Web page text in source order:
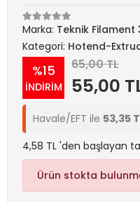
Marka: Teknik Filament
Kategori: Hotend-
%15
İNDİRİM
65,00 TL
55,00
Havale/EFT ile 53,35
4,58 TL 'den başlayan
Ürün stokta